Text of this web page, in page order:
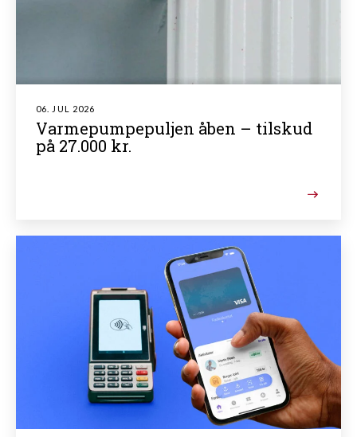
06. JUL 2026
Varmepumpepuljen åben – tilskud
på 27.000 kr.